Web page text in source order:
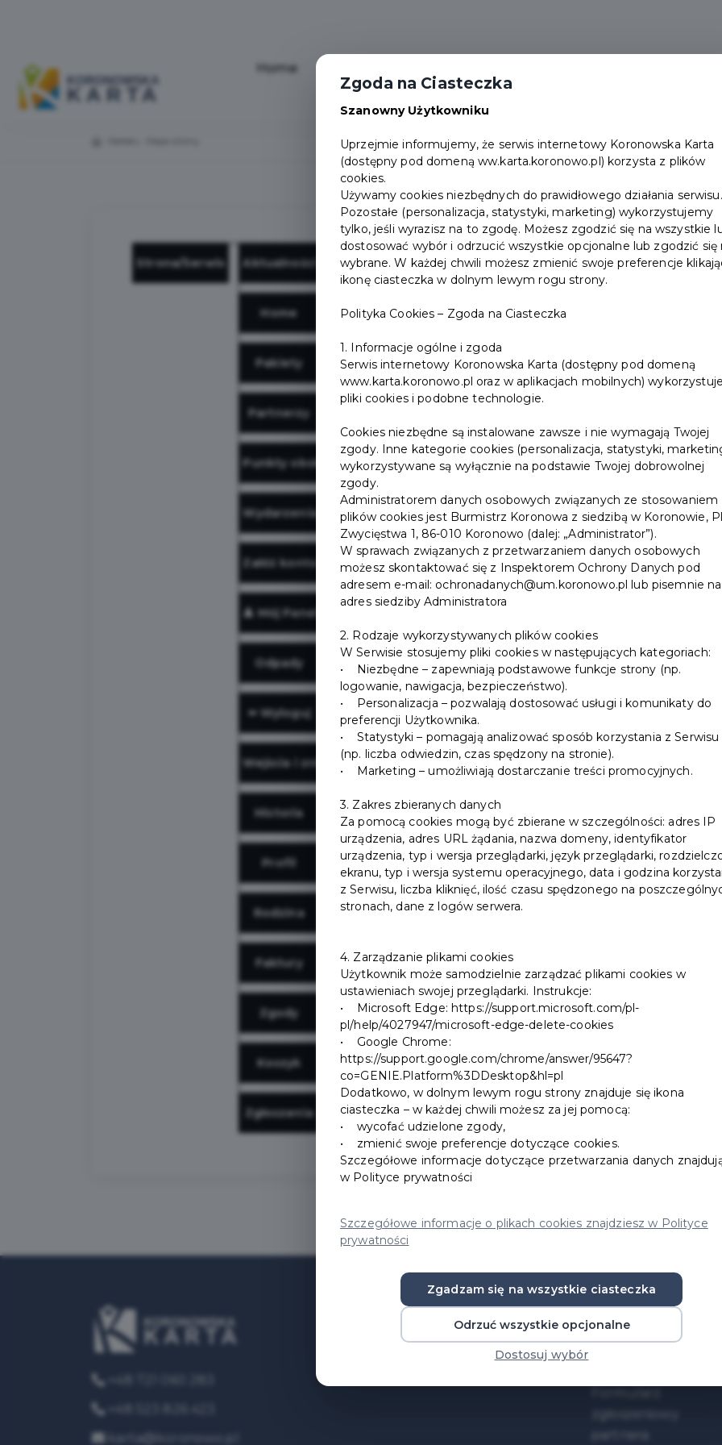
Home
Strona/Serwis Aktualności
Home
Pakiety
Partnerzy
Punkty obsługi
Wydarzenia
Załóż konto
👤 Mój Panel
Odpady
⬅️ Wyloguj
Wejścia i zniżki
Historia
Profil
Rodzina
Faktury
Zgody
Koszyk
Zgłoszenia
karta@koronowo.pl
Pomoc / FAQ
Dokumenty do
Jak zostać
Zgoda na Ciasteczka
Szanowny Użytkowniku
Uprzejmie informujemy, że serwis internetowy Koronowska Karta
(dostępny pod domeną ww.karta.koronowo.pl) korzysta z plików
cookies.
Używamy cookies niezbędnych do prawidłowego działania serwisu.
Pozostałe (personalizacja, statystyki, marketing) wykorzystujemy
tylko, jeśli wyrazisz na to zgodę. Możesz zgodzić się na wszystkie
dostosować wybór i odrzucić wszystkie opcjonalne lub zgodzić się
wybrane. W każdej chwili możesz zmienić swoje preferencje
ikonę ciasteczka w dolnym lewym rogu strony.
Polityka Cookies – Zgoda na Ciasteczka
1. Informacje ogólne i zgoda
Serwis internetowy Koronowska Karta (dostępny pod domeną
www.karta.koronowo.pl oraz w aplikacjach mobilnych) wykorzystuje
pliki cookies i podobne technologie.
Cookies niezbędne są instalowane zawsze i nie wymagają Twojej
zgody. Inne kategorie cookies (personalizacja, statystyki,
wykorzystywane są wyłącznie na podstawie Twojej dobrowolnej
zgody.
Administratorem danych osobowych związanych ze stosowaniem
plików cookies jest Burmistrz Koronowa z siedzibą w Koronowie,
Zwycięstwa 1, 86-010 Koronowo (dalej: „Administrator”).
W sprawach związanych z przetwarzaniem danych osobowych
możesz skontaktować się z Inspektorem Ochrony Danych pod
adresem e-mail: ochronadanych@um.koronowo.pl lub pisemnie na
adres siedziby Administratora
2. Rodzaje wykorzystywanych plików cookies
W Serwisie stosujemy pliki cookies w następujących kategoriach:
• Niezbędne – zapewniają podstawowe funkcje strony (np.
logowanie, nawigacja, bezpieczeństwo).
• Personalizacja – pozwalają dostosować usługi i komunikaty do
preferencji Użytkownika.
• Statystyki – pomagają analizować sposób korzystania z Serwisu
(np. liczba odwiedzin, czas spędzony na stronie).
• Marketing – umożliwiają dostarczanie treści promocyjnych.
3. Zakres zbieranych danych
Za pomocą cookies mogą być zbierane w szczególności: adres IP
urządzenia, adres URL żądania, nazwa domeny, identyfikator
urządzenia, typ i wersja przeglądarki, język przeglądarki,
ekranu, typ i wersja systemu operacyjnego, data i godzina
z Serwisu, liczba kliknięć, ilość czasu spędzonego na
stronach, dane z logów serwera.
4. Zarządzanie plikami cookies
Użytkownik może samodzielnie zarządzać plikami cookies w
ustawieniach swojej przeglądarki. Instrukcje:
• Microsoft Edge: https://support.microsoft.com/pl-
pl/help/4027947/microsoft-edge-delete-cookies
• Google Chrome:
https://support.google.com/chrome/answer/95647?
co=GENIE.Platform%3DDesktop&hl=pl
Dodatkowo, w dolnym lewym rogu strony znajduje się ikona
ciasteczka – w każdej chwili możesz za jej pomocą:
• wycofać udzielone zgody,
• zmienić swoje preferencje dotyczące cookies.
Szczegółowe informacje dotyczące przetwarzania danych
w Polityce prywatności
Szczegółowe informacje o plikach cookies znajdziesz w Polityce
prywatności
Zgadzam się na wszystkie ciasteczka
Odrzuć wszystkie opcjonalne
Dostosuj wybór